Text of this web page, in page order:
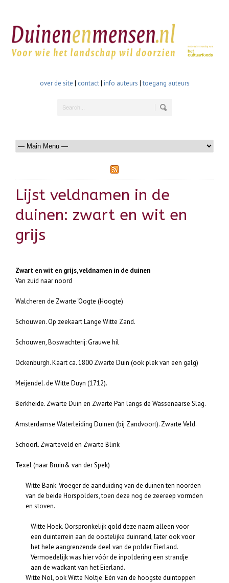
over de site | contact| info auteurs |toegang auteurs
Lijst veldnamen in de
duinen: zwart en wit en
grijs
Zwart en wit en grijs, veldnamen in de duinen
Van zuid naar noord
Walcheren de Zwarte ‘Oogte (Hoogte)
Schouwen. Op zeekaart Lange Witte Zand.
Schouwen, Boswachterij: Grauwe hil
Ockenburgh. Kaart ca. 1800 Zwarte Duin (ook plek van een galg)
Meijendel. de Witte Duyn (1712).
Berkheide. Zwarte Duin en Zwarte Pan langs de Wassenaarse Slag.
Amsterdamse Waterleiding Duinen (bij Zandvoort). Zwarte Veld.
Schoorl. Zwarteveld en Zwarte Blink
Texel (naar Bruin& van der Spek)
Witte Bank. Vroeger de aanduiding van de duinen ten noorden
van de beide Horspolders, toen deze nog de zeereep vormden
en stoven.
Witte Hoek. Oorspronkelijk gold deze naam alleen voor
een duinterrein aan de oostelijke duinrand, later ook voor
het hele aangrenzende deel van de polder Eierland.
Vermoedelijk was hier vóór de inpoldering een strandje
aan de wadkant van het Eierland.
Witte Nol, ook Witte Noltje. Eén van de hoogste duintoppen